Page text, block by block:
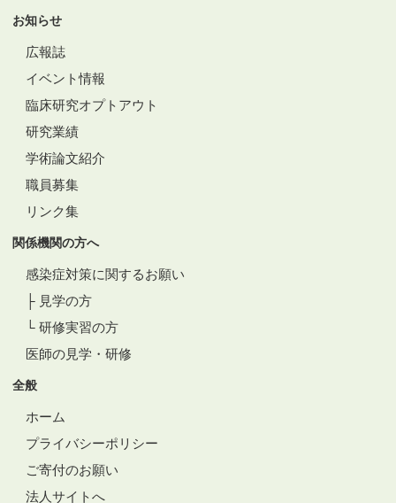
お知らせ
広報誌
イベント情報
臨床研究オプトアウト
研究業績
学術論文紹介
職員募集
リンク集
関係機関の方へ
感染症対策に関するお願い
├ 見学の方
└ 研修実習の方
医師の見学・研修
全般
ホーム
プライバシーポリシー
ご寄付のお願い
法人サイトへ